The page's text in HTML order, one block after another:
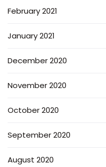
February 2021
January 2021
December 2020
November 2020
October 2020
September 2020
August 2020